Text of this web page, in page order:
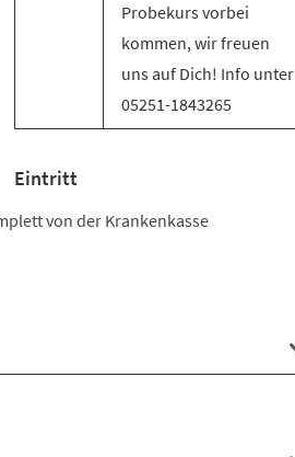
Probekurs vorbei
kommen, wir freuen
uns auf Dich! Info unter
05251-1843265
Eintritt
von der Krankenkasse